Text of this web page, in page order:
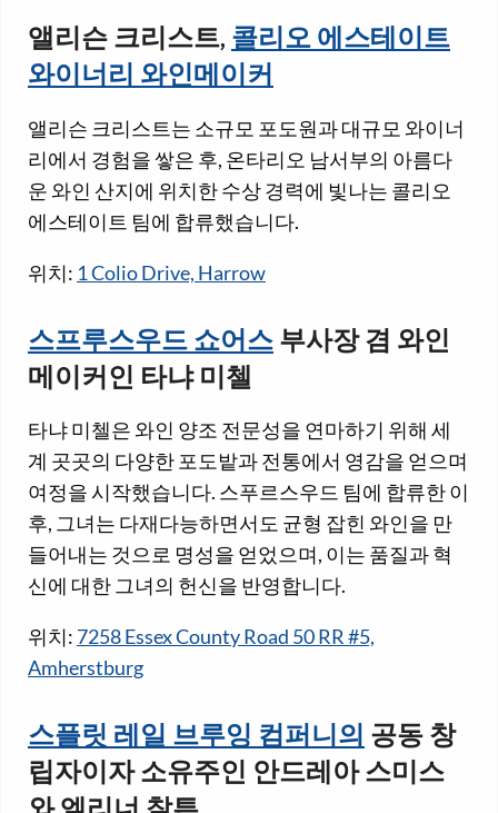
앨리슨 크리스트,콜리오 에스테이트
와이너리 와인메이커
앨리슨 크리스트는 소규모 포도원과 대규모 와이너
리에서 경험을 쌓은 후, 온타리오 남서부의 아름다
운 와인 산지에 위치한 수상 경력에 빛나는 콜리오
에스테이트 팀에 합류했습니다.
위치: 1 Colio Drive, Harrow
스프루스우드 쇼어스부사장 겸 와인
메이커인 타냐 미첼
타냐 미첼은 와인 양조 전문성을 연마하기 위해 세
계 곳곳의 다양한 포도밭과 전통에서 영감을 얻으며
여정을 시작했습니다. 스푸르스우드 팀에 합류한 이
후, 그녀는 다재다능하면서도 균형 잡힌 와인을 만
들어내는 것으로 명성을 얻었으며, 이는 품질과 혁
신에 대한 그녀의 헌신을 반영합니다.
위치: 7258 Essex County Road 50 RR #5,
Amherstburg
스플릿 레일 브루잉 컴퍼니의공동 창
립자이자 소유주인 안드레아 스미스